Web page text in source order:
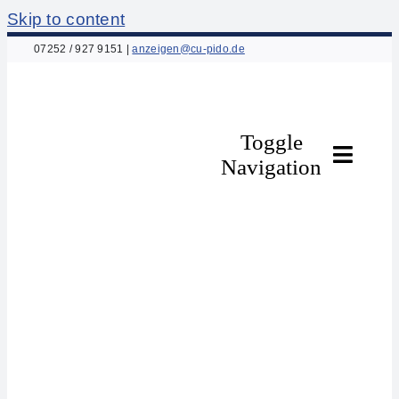
Skip to content
07252 / 927 9151 |anzeigen@cu-pido.de
Toggle
Navigation